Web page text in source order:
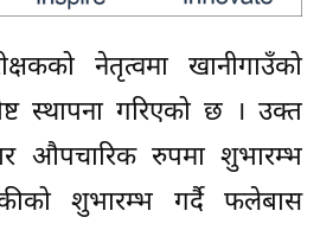
नेतृत्वमा खानीगाउँको
स्थापना गरिएको छ । उक्त
औपचारिक रुपमा शुभारम्भ
शुभारम्भ गर्दै फलेबास